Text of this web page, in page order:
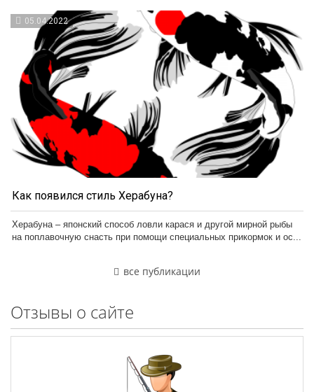
05.04.2022
Как появился стиль Херабуна?
Херабуна – японский способ ловли карася и другой мирной рыбы
на поплавочную снасть при помощи специальных прикормок и ос...
все публикации
Отзывы о сайте